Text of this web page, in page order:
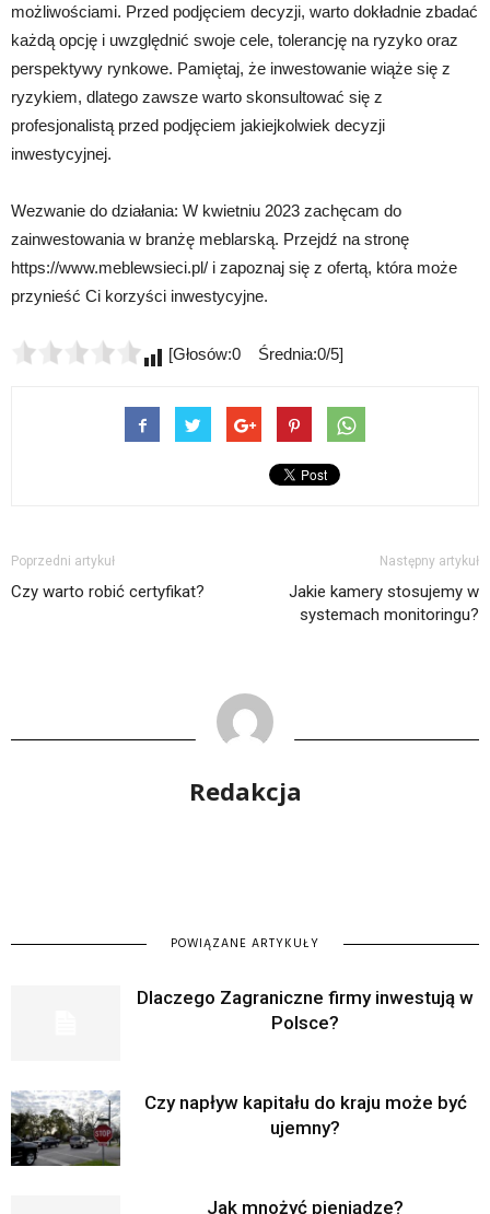
możliwościami. Przed podjęciem decyzji, warto dokładnie zbadać
każdą opcję i uwzględnić swoje cele, tolerancję na ryzyko oraz
perspektywy rynkowe. Pamiętaj, że inwestowanie wiąże się z
ryzykiem, dlatego zawsze warto skonsultować się z
profesjonalistą przed podjęciem jakiejkolwiek decyzji
inwestycyjnej.
Wezwanie do działania: W kwietniu 2023 zachęcam do
zainwestowania w branżę meblarską. Przejdź na stronę
https://www.meblewsieci.pl/ i zapoznaj się z ofertą, która może
przynieść Ci korzyści inwestycyjne.
[Głosów:0 Średnia:0/5]
Poprzedni artykuł
Czy warto robić certyfikat?
Następny artykuł
Jakie kamery stosujemy w
systemach monitoringu?
Redakcja
POWIĄZANE ARTYKUŁY
Dlaczego Zagraniczne firmy inwestują w
Polsce?
Czy napływ kapitału do kraju może być
ujemny?
Jak mnożyć pieniądze?